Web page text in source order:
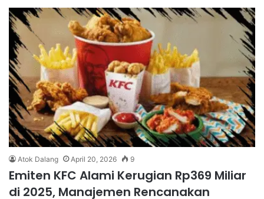
Atok Dalang April 20, 2026 9
Emiten KFC Alami Kerugian Rp369 Miliar
di 2025, Manajemen Rencanakan